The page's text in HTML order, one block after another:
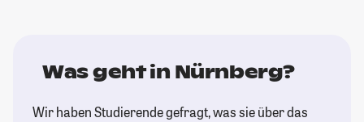
Was geht in Nürnberg?
Wir haben Studierende gefragt, was sie über das